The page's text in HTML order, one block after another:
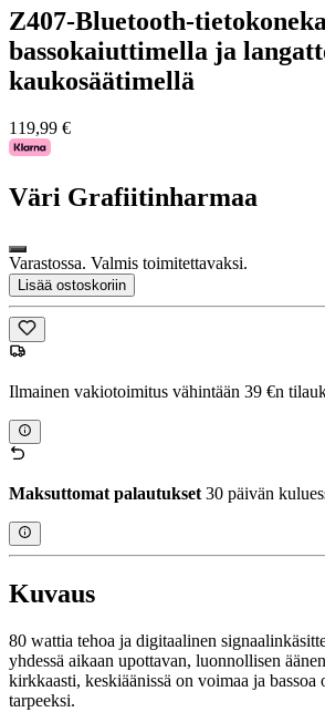
Z407-Bluetooth-
bassokaiuttimella ja
kaukosäätimellä
119,99 €
Väri Grafiitinharmaa
Varastossa. Valmis toimitettavaksi.
Lisää ostoskoriin
Ilmainen vakiotoimitus vähintään 39 €n
Maksuttomat palautukset 30 päivän
Kuvaus
80 wattia tehoa ja digitaalinen
yhdessä aikaan upottavan, luonnollisen
kirkkaasti, keskiäänissä on voimaa ja bassoa
tarpeeksi.